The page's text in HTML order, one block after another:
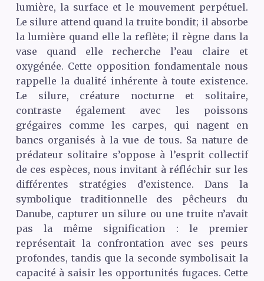
lumière, la surface et le mouvement perpétuel.
Le silure attend quand la truite bondit; il absorbe
la lumière quand elle la reflète; il règne dans la
vase quand elle recherche l’eau claire et
oxygénée. Cette opposition fondamentale nous
rappelle la dualité inhérente à toute existence.
Le silure, créature nocturne et solitaire,
contraste également avec les poissons
grégaires comme les carpes, qui nagent en
bancs organisés à la vue de tous. Sa nature de
prédateur solitaire s’oppose à l’esprit collectif
de ces espèces, nous invitant à réfléchir sur les
différentes stratégies d’existence. Dans la
symbolique traditionnelle des pêcheurs du
Danube, capturer un silure ou une truite n’avait
pas la même signification : le premier
représentait la confrontation avec ses peurs
profondes, tandis que la seconde symbolisait la
capacité à saisir les opportunités fugaces. Cette